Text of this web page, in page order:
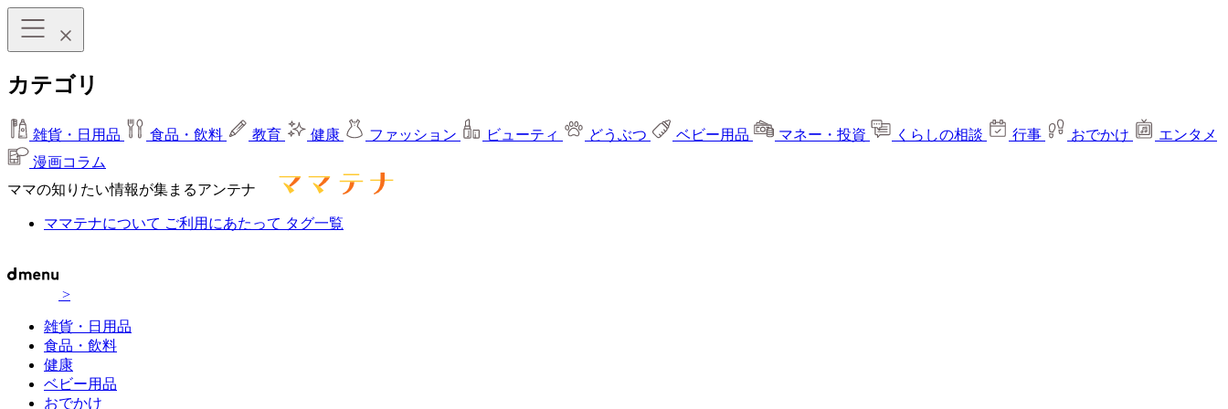
カテゴリ
雑貨・日用品 食品・飲料 教育 健康 ファッション ビューティ どうぶつ ベビー用品 マネー・投資 くらしの相談 行事 おでかけ
エンタメ
漫画コラム
ママの知りたい情報が集まるアンテナ
ママテナについて ご利用にあたって タグ一覧
>
雑貨・日用品
食品・飲料
健康
ベビー用品
おでかけ